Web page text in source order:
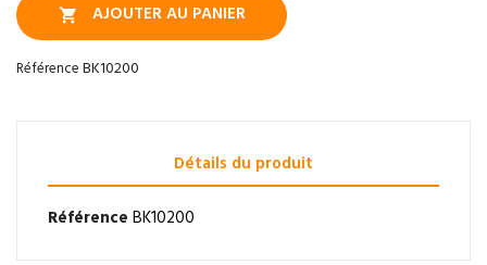
 AJOUTER AU PANIER
RéférenceBK10200
Détails du produit
Référence BK10200